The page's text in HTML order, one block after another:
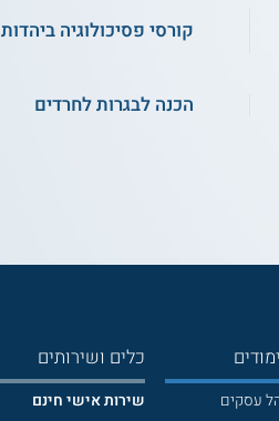
קורסי פסיכולוגיה ביהדות
הכנה לבגרות לחרדים
עסקים
כלים ושירותים
שירות אישי חינם